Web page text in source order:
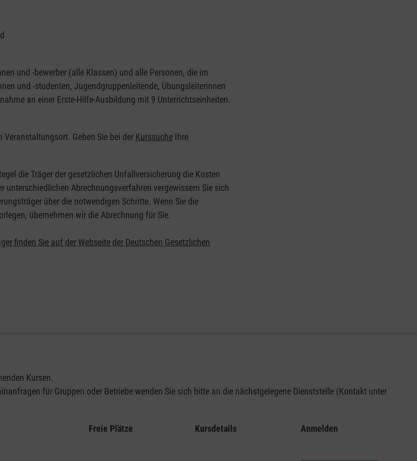
und -bewerber (alle Klassen) und alle Personen, die im
und -studenten, Jugendgruppenleitende, Übungsleiterinnen
an einer Erste-Hilfe-Ausbildung mit 9 Unterrichtseinheiten.
Veranstaltungsort. Geben Sie bei der Kurssuche Ihre
die Träger der gesetzlichen Unfallversicherung die Kosten
Abrechnungsverfahren vergewissern Sie sich
über die notwendigen Schritte. Wenn Sie die
übernehmen wir die Abrechnung für Sie.
finden Sie auf der Webseite der Deutschen Gesetzlichen
Kursen.
für Gruppen oder Betriebe wenden Sie sich bitte an die nächstgelegene Dienststelle (Kontakt unter
Freie Plätze Kursdetails Anmelden